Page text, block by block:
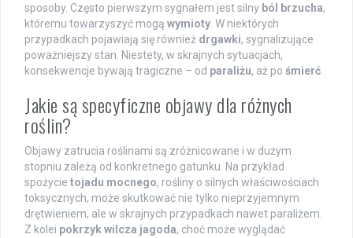
sposoby. Często pierwszym sygnałem jest silny ból brzucha,
któremu towarzyszyć mogą wymioty. W niektórych
przypadkach pojawiają się również drgawki, sygnalizujące
poważniejszy stan. Niestety, w skrajnych sytuacjach,
konsekwencje bywają tragiczne – od paraliżu, aż po śmierć.
Jakie są specyficzne objawy dla różnych
roślin?
Objawy zatrucia roślinami są zróżnicowane i w dużym
stopniu zależą od konkretnego gatunku. Na przykład
spożycie tojadu mocnego, rośliny o silnych właściwościach
toksycznych, może skutkować nie tylko nieprzyjemnym
drętwieniem, ale w skrajnych przypadkach nawet paraliżem.
Z kolei pokrzyk wilcza jagoda, choć może wyglądać